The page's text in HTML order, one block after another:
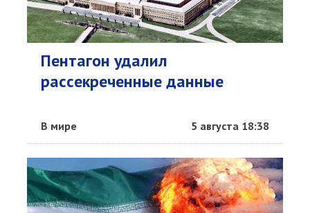
Пентагон удалил
рассекреченные данные
В мире 5 августа 18:38